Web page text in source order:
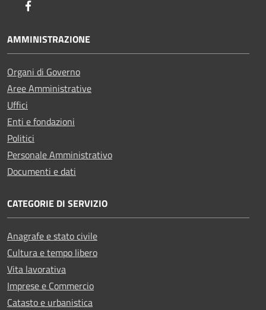
AMMINISTRAZIONE
Organi di Governo
Aree Amministrative
Uffici
Enti e fondazioni
Politici
Personale Amministrativo
Documenti e dati
CATEGORIE DI SERVIZIO
Anagrafe e stato civile
Cultura e tempo libero
Vita lavorativa
Imprese e Commercio
Catasto e urbanistica